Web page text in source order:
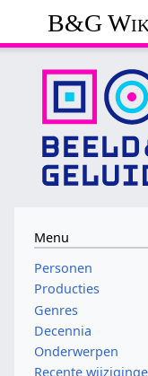
B&G
Menu
Personen
Producties
Genres
Decennia
Onderwerpen
Recente